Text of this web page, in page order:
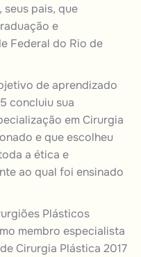
seus pais, que
e
Federal do Rio de
de aprendizado
concluiu sua
em Cirurgia
e que escolheu
a ética e
ao qual foi ensinado
Plásticos
membro especialista
Cirurgia Plástica 2017